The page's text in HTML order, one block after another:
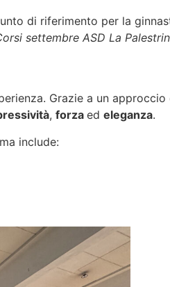
di riferimento per la
settembre ASD La
Grazie a un
, forza ed eleganza.
include: